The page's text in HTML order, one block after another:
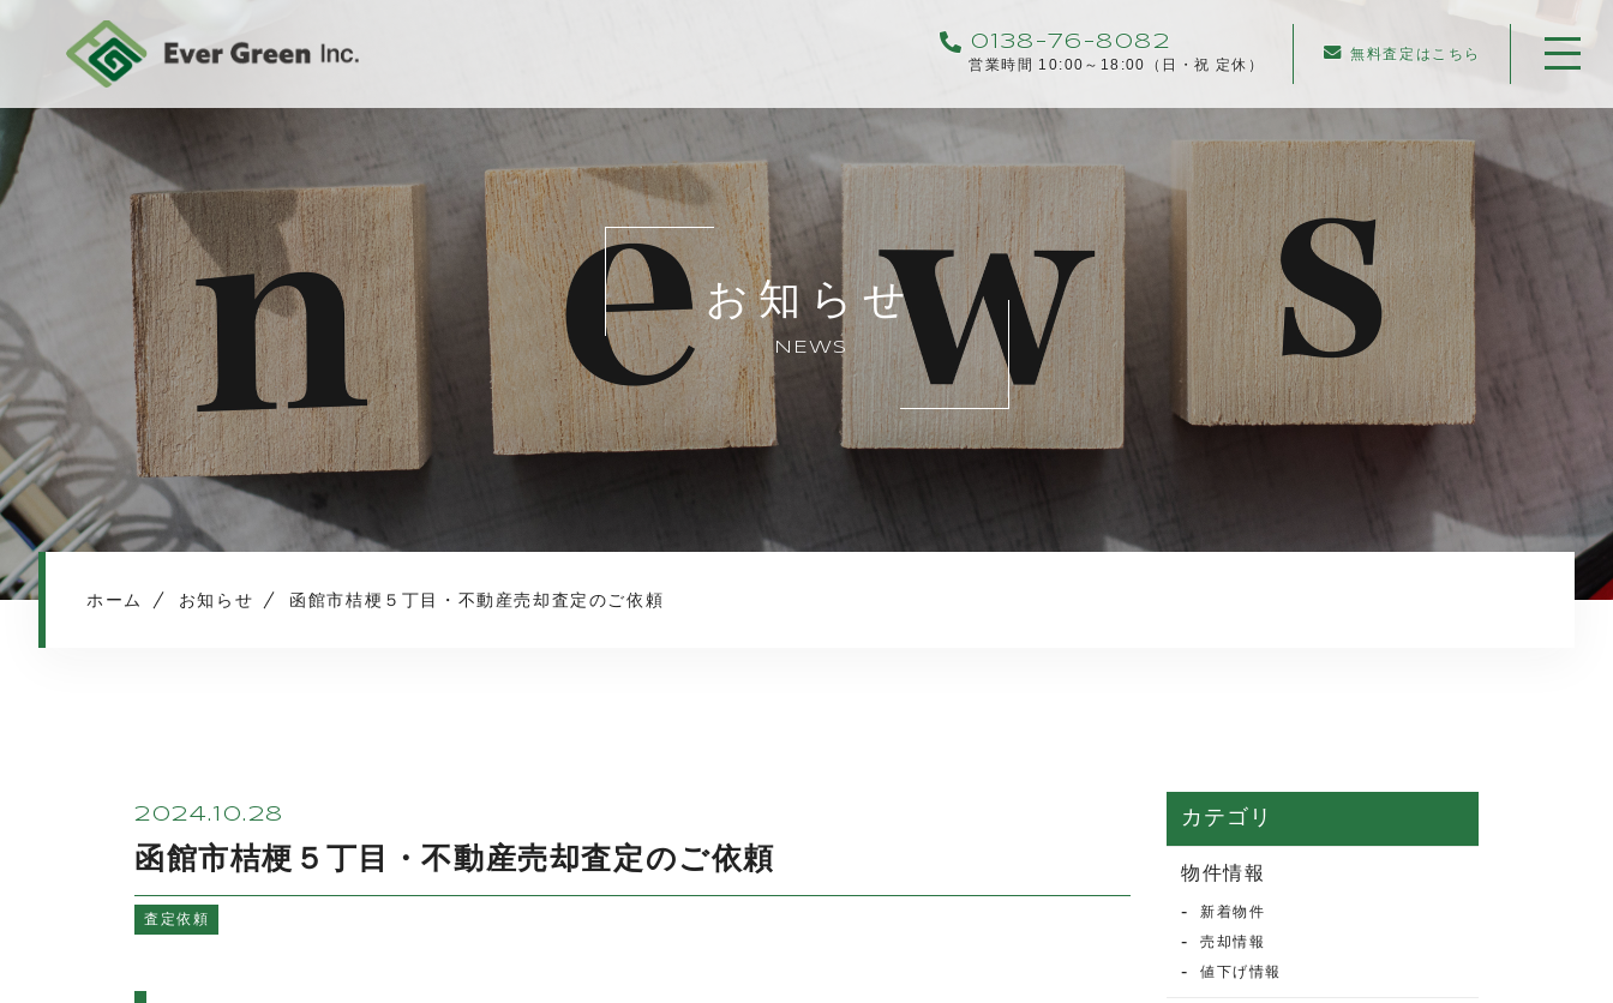
0138-76-8082
営業時間 10:00～18:00（日・祝 定休）
無料査定はこちら
当社について
不動産売却について
仲介売却
業者買取
不動産相続
プライバシーポリシー
お知らせ
NEWS
ホーム お知らせ 函館市桔梗５丁目・不動産売却査定のご依頼
2024.10.28
函館市桔梗５丁目・不動産売却査定のご依頼
査定依頼
カテゴリ
物件情報
新着物件
売却情報
値下げ情報